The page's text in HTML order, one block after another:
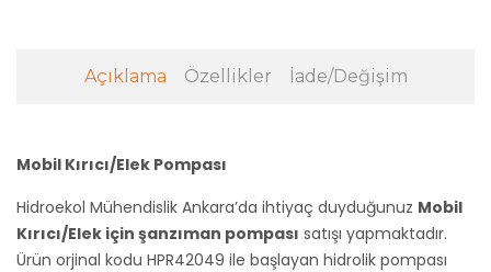
Açıklama Özellikler İade/Değişim
Mobil Kırıcı/Elek Pompası
Hidroekol Mühendislik Ankara’da ihtiyaç duyduğunuz Mobil
Kırıcı/Elek için şanzıman pompası satışı yapmaktadır.
Ürün orjinal kodu HPR42049 ile başlayan hidrolik pompası